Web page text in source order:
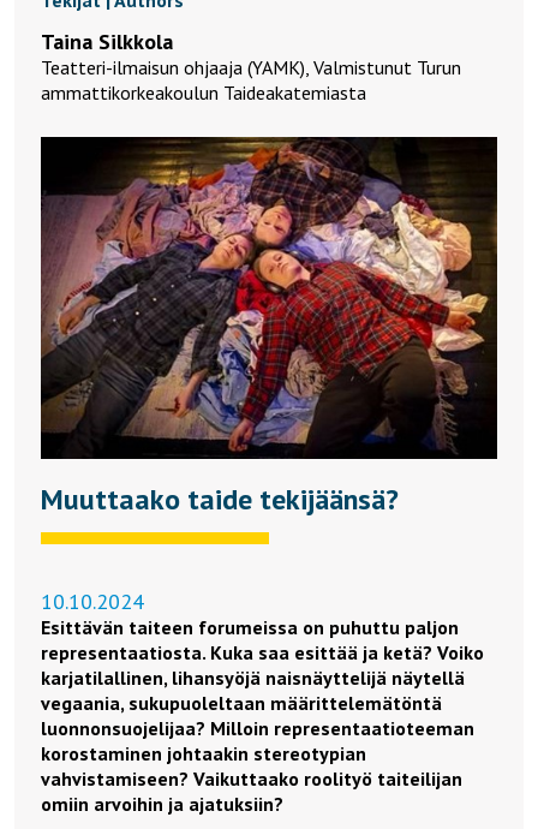
Taina Silkkola
Teatteri-ilmaisun ohjaaja (YAMK), Valmistunut Turun
ammattikorkeakoulun Taideakatemiasta
Muuttaako taide tekijäänsä?
10.10.2024
Esittävän taiteen forumeissa on puhuttu paljon
representaatiosta. Kuka saa esittää ja ketä? Voiko
karjatilallinen, lihansyöjä naisnäyttelijä näytellä
vegaania, sukupuoleltaan määrittelemätöntä
luonnonsuojelijaa? Milloin representaatioteeman
korostaminen johtaakin stereotypian
vahvistamiseen? Vaikuttaako roolityö taiteilijan
omiin arvoihin ja ajatuksiin?